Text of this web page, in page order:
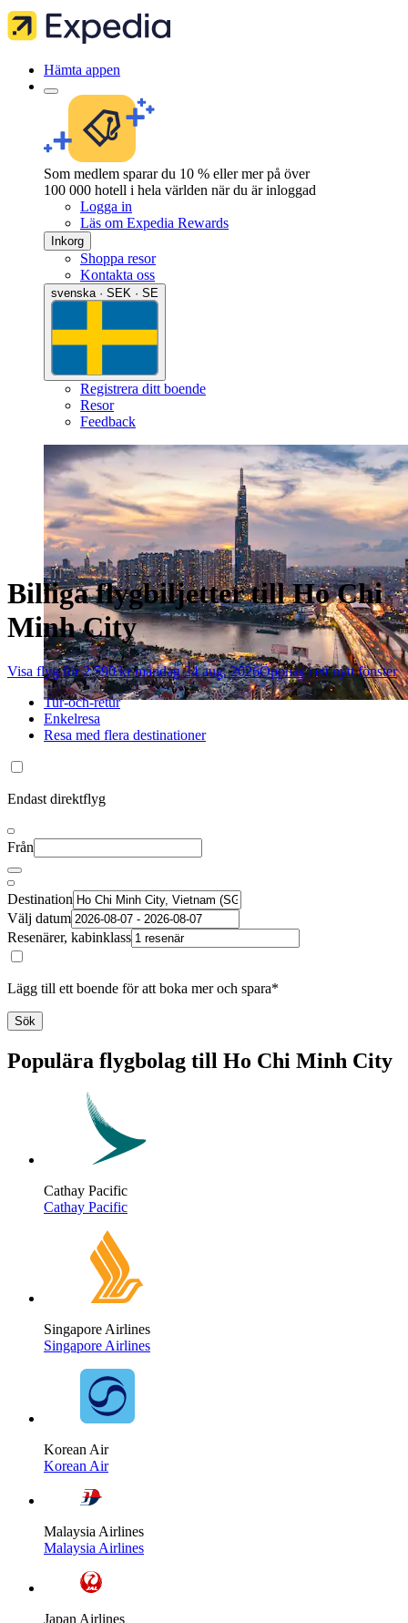
Hämta appen
Som medlem sparar du 10 % eller mer på över
100 000 hotell i hela världen när du är inloggad
Logga in
Läs om Expedia Rewards
Inkorg
Shoppa resor
Kontakta oss
svenska · SEK · SE
Registrera ditt boende
Resor
Feedback
Billiga flygbiljetter till Ho Chi
Minh City
Visa flyg för 2 590 kr måndag 24 aug. 2026Öppnas i ett nytt fönster
Tur-och-retur
Enkelresa
Resa med flera destinationer
Endast direktflyg
Från
Destination
Välj datum
Resenärer, kabinklass
Lägg till ett boende för att boka mer och spara*
Sök
Populära flygbolag till Ho Chi Minh City
Cathay Pacific
Cathay Pacific
Singapore Airlines
Singapore Airlines
Korean Air
Korean Air
Malaysia Airlines
Malaysia Airlines
Japan Airlines